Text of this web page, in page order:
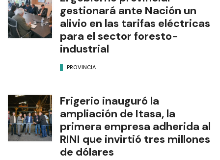
gestionará ante Nación un
alivio en las tarifas eléctricas
para el sector foresto-
industrial
PROVINCIA
Frigerio inauguró la
ampliación de Itasa, la
primera empresa adherida al
RINI que invirtió tres millones
de dólares